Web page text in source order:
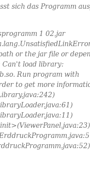
sich das Programm
1 02.jar
or the jar file or
Can't load library:
Run program with
to get more